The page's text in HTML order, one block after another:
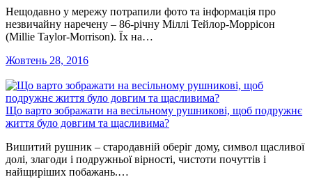
Нещодавно у мережу потрапили фото та інформація про
незвичайну наречену – 86-річну Міллі Тейлор-Моррісон
(Millie Taylor-Morrison). Їх на…
Жовтень 28, 2016
Що варто зображати на весільному рушникові, щоб подружнє
життя було довгим та щасливима?
Вишитий рушник – стародавній оберіг дому, символ щасливої
долі, злагоди і подружньої вірності, чистоти почуттів і
найщиріших побажань.…